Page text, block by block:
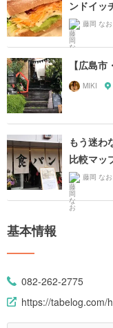
ンドイッ
藤岡 なお
【広島
MIKI
もう迷わ
比較マッ
藤岡 なお
基本情報
082-262-2775
https://tabelog.com/